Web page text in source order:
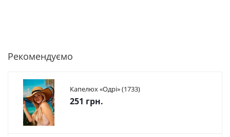
Рекомендуємо
Капелюх «Одрі» (1733)
251 грн.